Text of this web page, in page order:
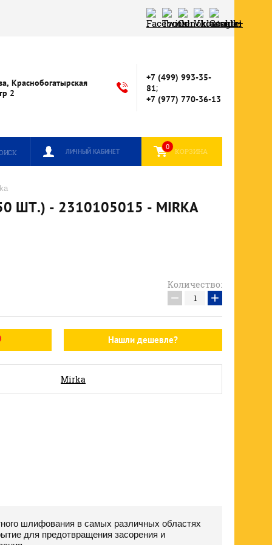
Краснобогатырская
2
+7 (499) 993-35-
81;
+7 (977) 770-36-13
КОРЗИНА
0
ЛИЧНЫЙ КАБИНЕТ
ШТ.) - 2310105015 - MIRKA
Количество:
− +
Нашли дешевле?
Mirka
шлифования в самых различных областях
для предотвращения засорения и